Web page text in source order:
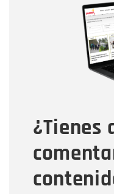
¿Tienes
Correo
Tipo de
Mensaje